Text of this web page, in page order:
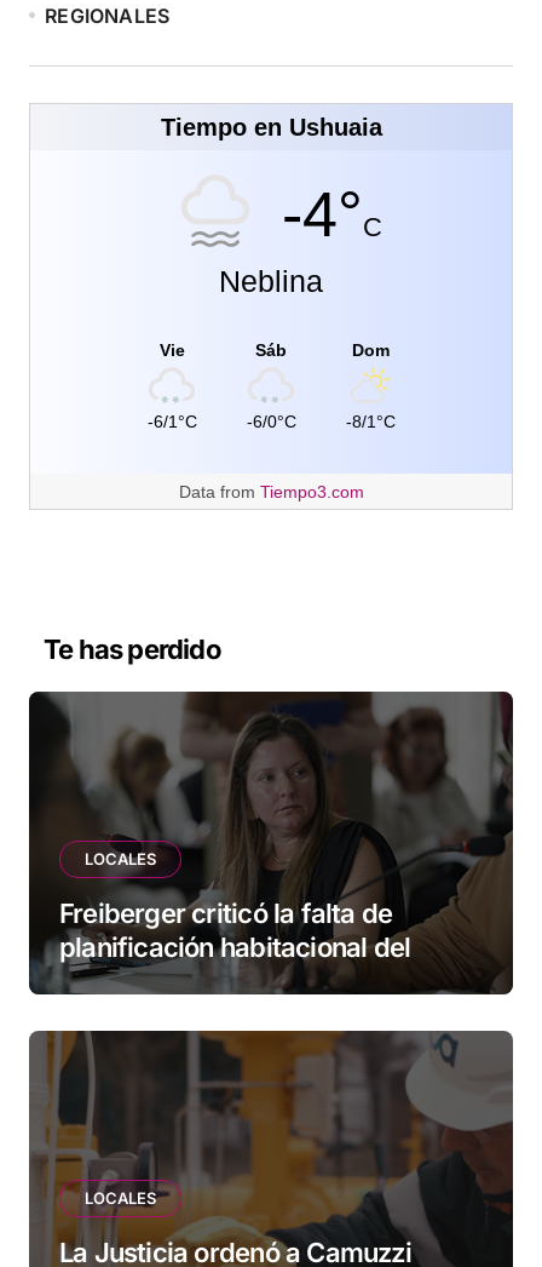
REGIONALES
Tiempo en Ushuaia
-4°C
Neblina
Vie
-6/1°C
Sáb
-6/0°C
Dom
-8/1°C
Data from Tiempo3.com
Te has perdido
LOCALES
Freiberger criticó la falta de
planificación habitacional del
Municipio: “Vuoto deja afuera a
esperando”
LOCALES
La Justicia ordenó a Camuzzi